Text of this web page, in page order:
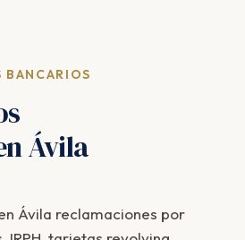
BANCARIOS
Ávila
Ávila reclamaciones por